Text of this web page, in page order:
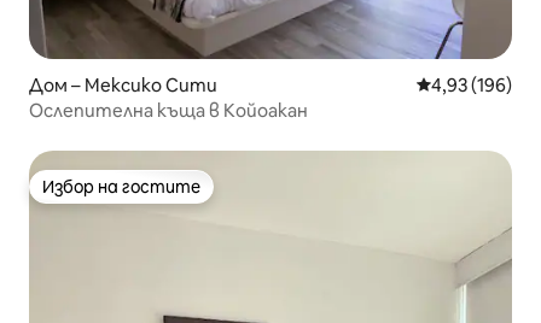
Дом – Мексико Сити Средна
4,93 (196)
Ослепителна къща в Койоакан
Избор на гостите
Избор на гостите